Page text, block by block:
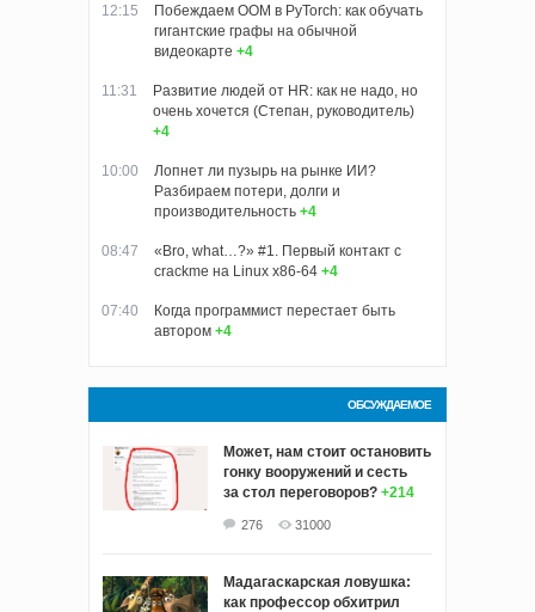
12:15
Побеждаем OOM в PyTorch: как обучать
гигантские графы на обычной
видеокарте +4
11:31
Развитие людей от HR: как не надо, но
очень хочется (Степан, руководитель)
+4
10:00
Лопнет ли пузырь на рынке ИИ?
Разбираем потери, долги и
производительность +4
08:47
«Bro, what…?» #1. Первый контакт с
crackme на Linux x86-64 +4
07:40
Когда программист перестает быть
автором +4
ОБСУЖДАЕМОЕ
Может, нам стоит остановить
гонку вооружений и сесть
за стол переговоров? +214
276 31000
Мадагаскарская ловушка:
как профессор обхитрил